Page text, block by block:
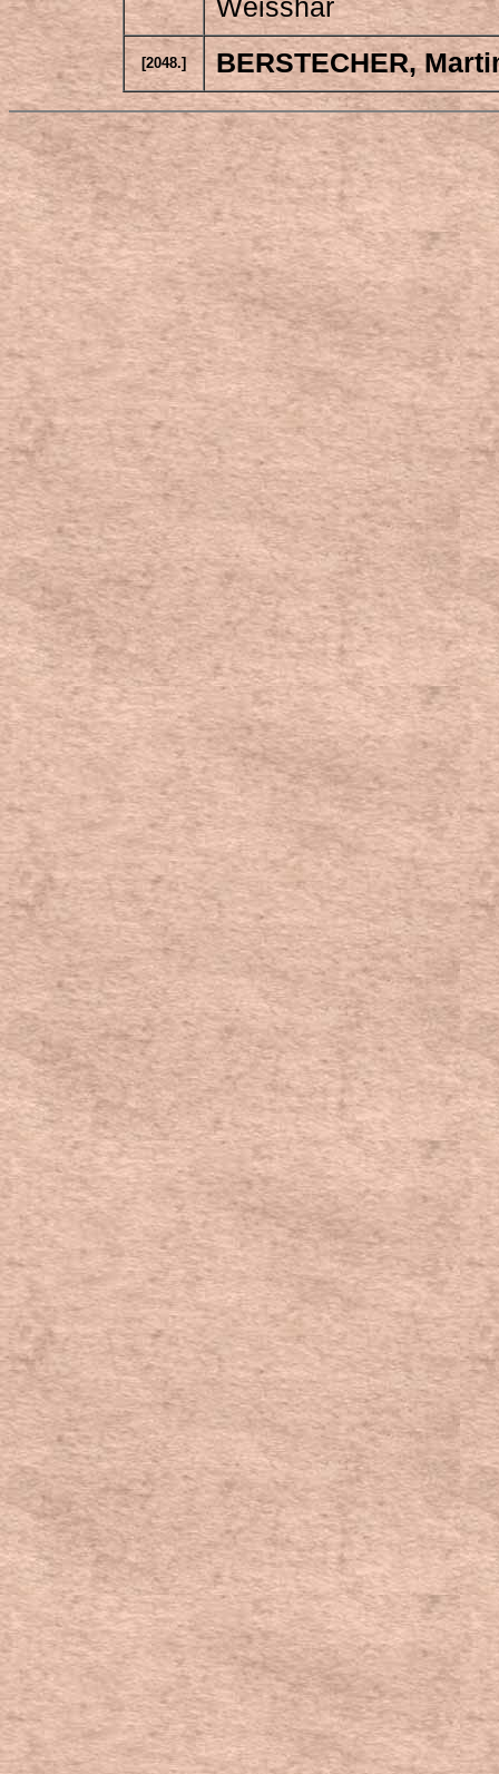
Weisshar
[2048.] BERSTECHER,